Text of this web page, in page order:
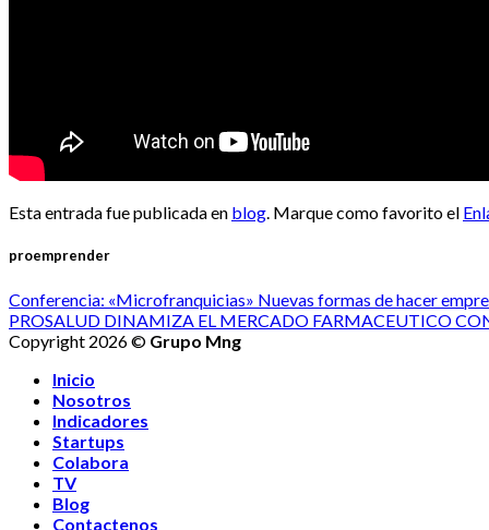
Esta entrada fue publicada en blog. Marque como favorito el
proemprender
Conferencia: «Microfranquicias» Nuevas formas de hacer
PROSALUD DINAMIZA EL MERCADO FARMACEUTICO
Copyright 2026 © Grupo Mng
Inicio
Nosotros
Indicadores
Startups
Colabora
TV
Blog
Contactenos